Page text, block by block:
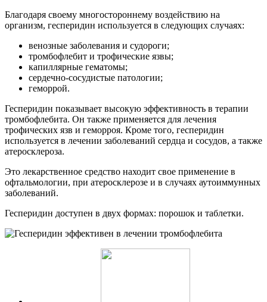
Благодаря своему многостороннему воздействию на
организм, гесперидин используется в следующих случаях:
венозные заболевания и судороги;
тромбофлебит и трофические язвы;
капиллярные гематомы;
сердечно-сосудистые патологии;
геморрой.
Гесперидин показывает высокую эффективность в терапии
тромбофлебита. Он также применяется для лечения
трофических язв и геморроя. Кроме того, гесперидин
используется в лечении заболеваний сердца и сосудов, а также
атеросклероза.
Это лекарственное средство находит свое применение в
офтальмологии, при атеросклерозе и в случаях аутоиммунных
заболеваний.
Гесперидин доступен в двух формах: порошок и таблетки.